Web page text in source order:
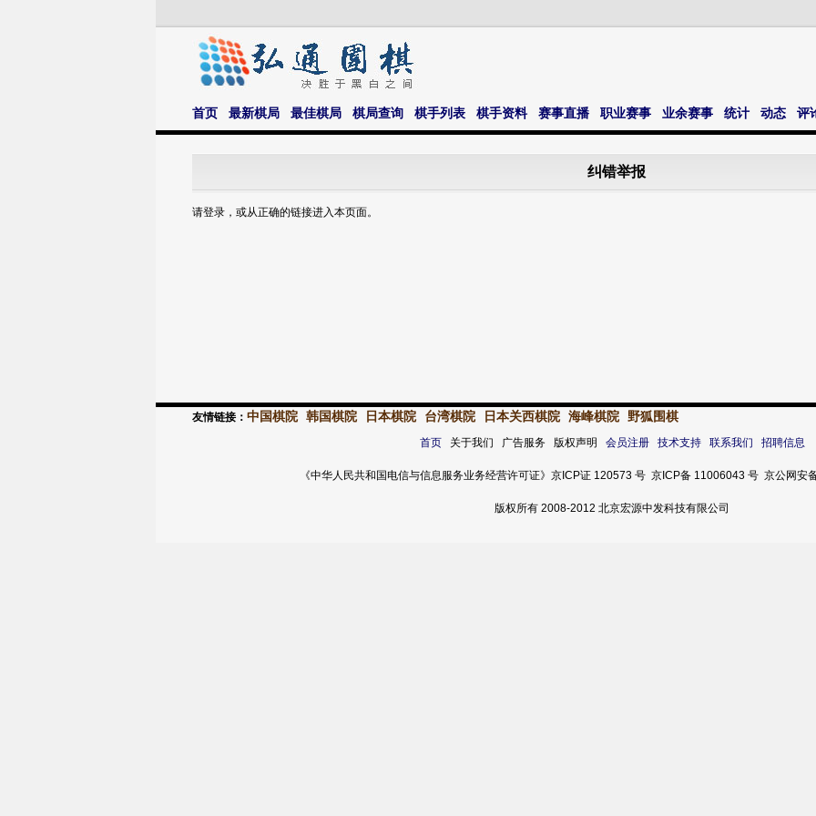
首页 最新棋局 最佳棋局 棋局查询 棋手列表 棋手资料 赛事直播 职业赛事 业余赛事 统计 动态 评
纠错举报
请登录，或从正确的链接进入本页面。
友情链接： 中国棋院 韩国棋院 日本棋院 台湾棋院 日本关西棋院 海峰棋院 野狐围棋
首页关于我们 广告服务 版权声明 会员注册 技术支持 联系我们 招聘信息
《中华人民共和国电信与信息服务业务经营许可证》京ICP证 120573 号 京ICP备 11006043 号 京公网安
版权所有 2008-2012 北京宏源中发科技有限公司